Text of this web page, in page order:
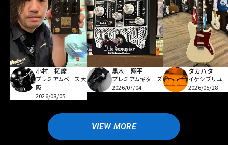
小村 拓摩
プレミアムベース大
阪
2026/08/05
黒木 翔平
プレミアムギターズ
2026/07/04
タカハタ
イケシブリユ
2026/05/28
VIEW MORE